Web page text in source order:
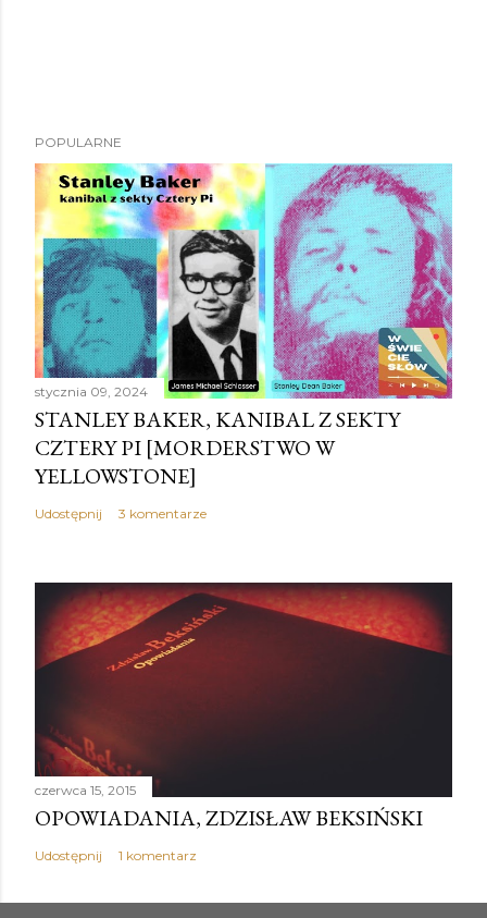
POPULARNE
stycznia 09, 2024
STANLEY BAKER, KANIBAL Z SEKTY
CZTERY PI [MORDERSTWO W
YELLOWSTONE]
Udostępnij 3 komentarze
czerwca 15, 2015
OPOWIADANIA, ZDZISŁAW BEKSIŃSKI
Udostępnij 1 komentarz